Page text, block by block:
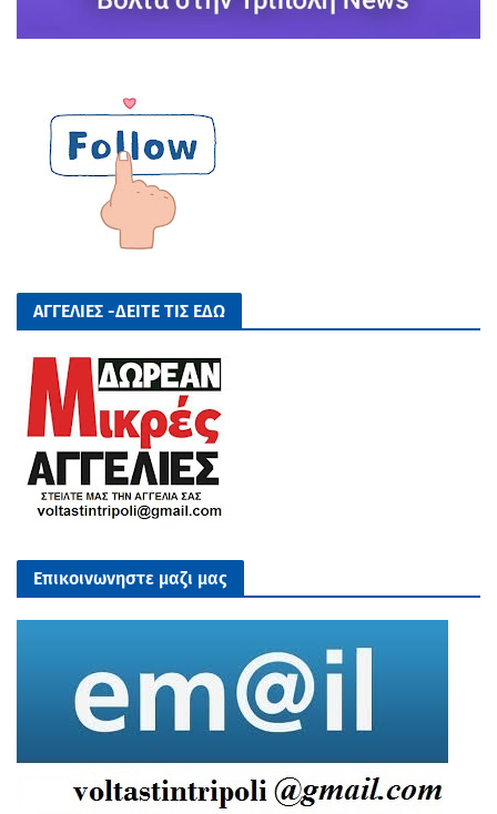
ΑΓΓΕΛΙΕΣ -ΔΕΙΤΕ ΤΙΣ ΕΔΩ
Επικοινωνηστε μαζι μας